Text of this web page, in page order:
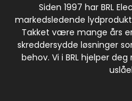
Siden 1997 har BRL
markedsledende
Takket være mange års
skreddersydde løsninger
behov. Vi i BRL hjelper